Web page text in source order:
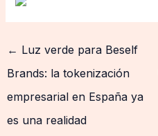
← Luz verde para Beself
Brands: la tokenización
empresarial en España ya
es una realidad